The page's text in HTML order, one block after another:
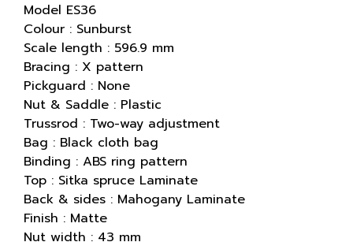
Model ES36
Colour : Sunburst
Scale length : 596.9 mm
Bracing : X pattern
Pickguard : None
Nut & Saddle : Plastic
Trussrod : Two-way adjustment
Bag : Black cloth bag
Binding : ABS ring pattern
Top : Sitka spruce Laminate
Back & sides : Mahogany Laminate
Finish : Matte
Nut width : 43 mm